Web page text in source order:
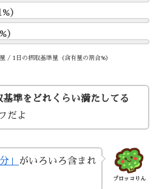
）
）
/ 1日の摂取基準量（含有量の割合%）
基準をどれくらい満たしてる
だよ
ブロッコりん
」
がいろいろ含まれ